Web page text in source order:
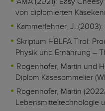
von diplomierten
Kammerlehner, J.
Skriptum HBLFA Tirol:
Physik und Ernährung –
Rogenhofer, Martin und
Diplom Käsesommelier
Rogenhofer, Martin
Lebensmitteltechnologie